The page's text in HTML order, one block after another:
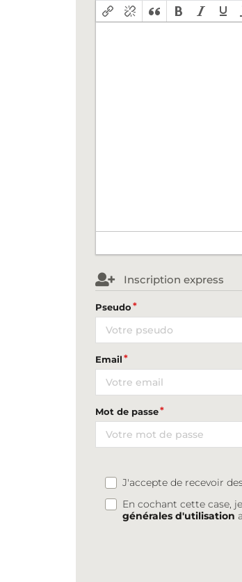
Inscription express
Pseudo
Email
Mot de passe
J'accepte de recevoir
En cochant cette case,
générales d'utilisation